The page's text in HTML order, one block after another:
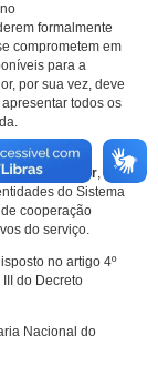
formalmente
comprometem em
para a
por sua vez, deve
todos os
Justiça é a
,
do Sistema
cooperação
do serviço.
no artigo 4º
do Decreto
Nacional do